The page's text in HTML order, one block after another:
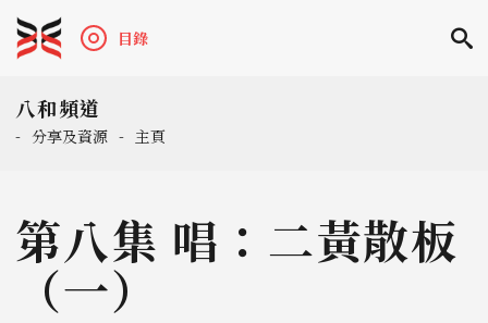
目錄
八和頻道
- 分享及資源 - 主頁
第八集 唱：二黃散板
（一）